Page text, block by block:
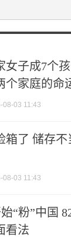
女子成7个
个家庭的命
08-03 11:43
箱了 储存
08-03 11:43
“粉”中国
看法